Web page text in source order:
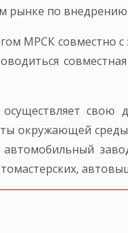
рынке по
МРСК совместно
свою
окружающей